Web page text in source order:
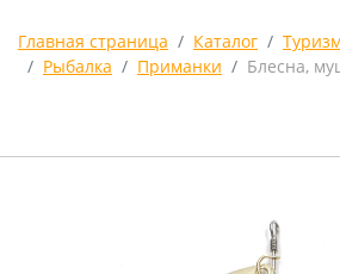
Главная страница Каталог
Рыбалка
Приманки Блесна,